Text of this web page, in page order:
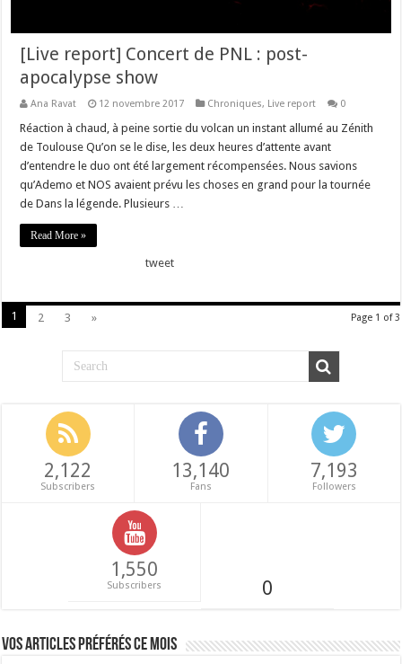
[Live report] Concert de PNL : post-
apocalypse show
Ana Ravat 12 novembre 2017 Chroniques, Live report 0
Réaction à chaud, à peine sortie du volcan un instant allumé au Zénith
de Toulouse Qu’on se le dise, les deux heures d’attente avant
d’entendre le duo ont été largement récompensées. Nous savions
qu’Ademo et NOS avaient prévu les choses en grand pour la tournée
de Dans la légende. Plusieurs …
Read More »
tweet
Page 1 of 3
1 2 3 »
2,122
Subscribers
13,140
Fans
7,193
Followers
1,550
Subscribers 0
Vos articles préférés ce mois